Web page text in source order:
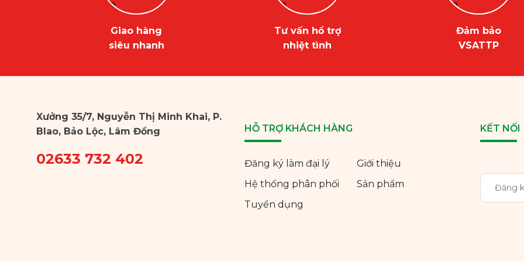
Giao hàng
siêu nhanh
Tư vấn hổ trợ
nhiệt tình
Đảm bảo
VSATTP
Xưởng 35/7, Nguyễn Thị Minh Khai, P.
Blao, Bảo Lộc, Lâm Đồng
02633 732 402
HỖ TRỢ KHÁCH HÀNG
Đăng ký làm đại lý
Giới thiệu
Hệ thống phân phối
Sản phẩm
Tuyển dụng
KẾT NỐI